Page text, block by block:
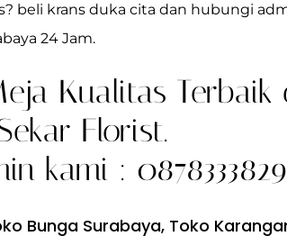
beli krans duka cita dan hubungi
24 Jam.
Kualitas
Florist.
kami :
Bunga Surabaya, Toko